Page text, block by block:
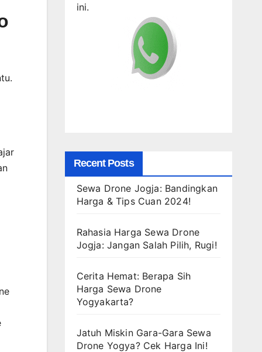
ini.
Recent Posts
Sewa Drone Jogja: Bandingkan
Harga & Tips Cuan 2024!
Rahasia Harga Sewa Drone
Jogja: Jangan Salah Pilih, Rugi!
Cerita Hemat: Berapa Sih
Harga Sewa Drone
Yogyakarta?
Jatuh Miskin Gara-Gara Sewa
Drone Yogya? Cek Harga Ini!